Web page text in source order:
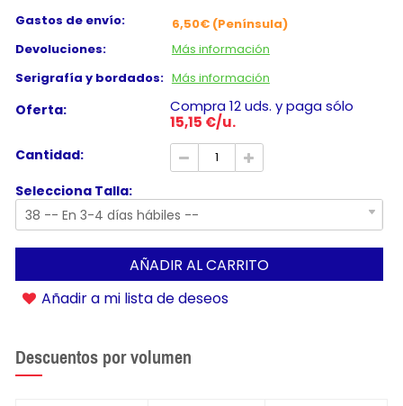
Gastos de envío:
6,50€ (Península)
Devoluciones:
Más información
Serigrafía y bordados: Más información
Oferta:
Compra 12 uds. y paga sólo
15,15 €/u.
Cantidad:
Selecciona Talla:
38 -- En 3-4 días hábiles --
AÑADIR AL CARRITO
Añadir a mi lista de deseos
Descuentos por volumen